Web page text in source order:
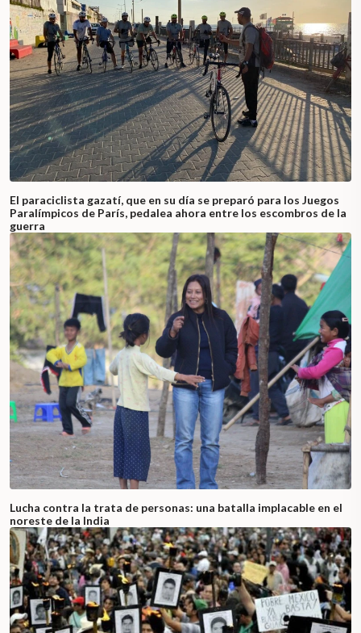
El paraciclista gazatí, que en su día se preparó para los Juegos
Paralímpicos de París, pedalea ahora entre los escombros de la
guerra
Lucha contra la trata de personas: una batalla implacable en el
noreste de la India